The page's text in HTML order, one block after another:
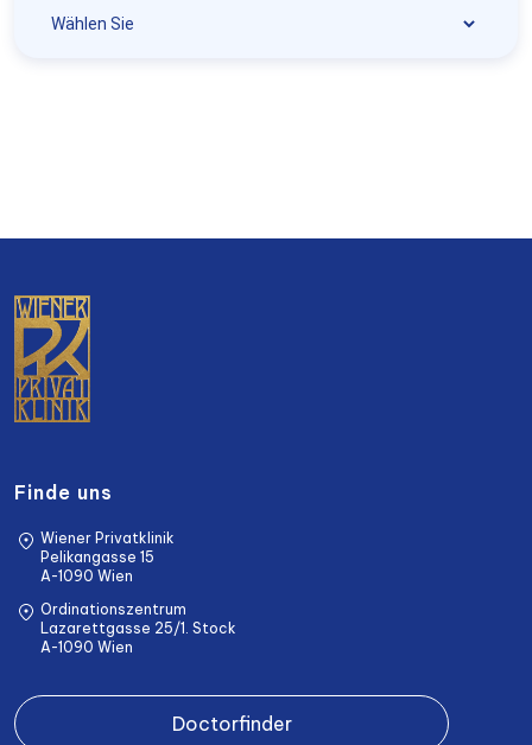
Finde uns
Wiener Privatklinik
Pelikangasse 15
A-1090 Wien
Ordinationszentrum
Lazarettgasse 25/1. Stock
A-1090 Wien
Doctorfinder